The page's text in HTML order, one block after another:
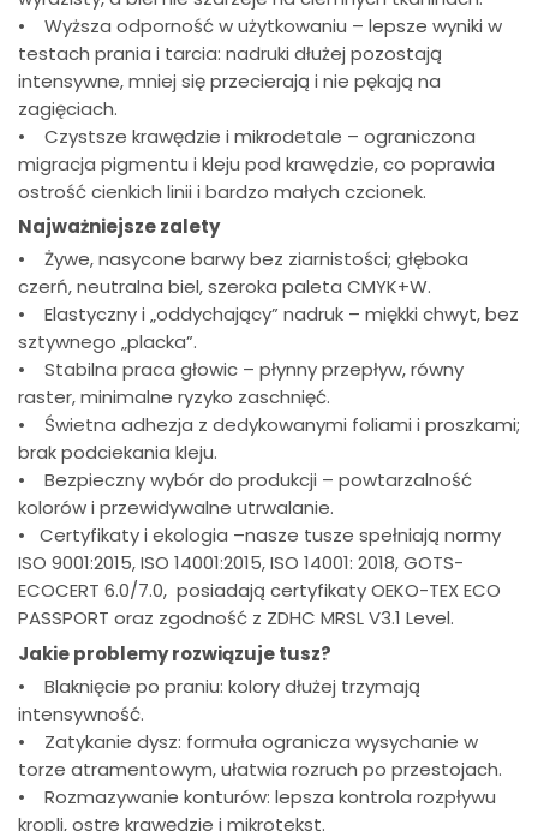
• Wyższa odporność w użytkowaniu – lepsze wyniki w
testach prania i tarcia: nadruki dłużej pozostają
intensywne, mniej się przecierają i nie pękają na
zagięciach.
• Czystsze krawędzie i mikrodetale – ograniczona
migracja pigmentu i kleju pod krawędzie, co poprawia
ostrość cienkich linii i bardzo małych czcionek.
Najważniejsze zalety
• Żywe, nasycone barwy bez ziarnistości; głęboka
czerń, neutralna biel, szeroka paleta CMYK+W.
• Elastyczny i „oddychający” nadruk – miękki chwyt, bez
sztywnego „placka”.
• Stabilna praca głowic – płynny przepływ, równy
raster, minimalne ryzyko zaschnięć.
• Świetna adhezja z dedykowanymi foliami i proszkami;
brak podciekania kleju.
• Bezpieczny wybór do produkcji – powtarzalność
kolorów i przewidywalne utrwalanie.
• Certyfikaty i ekologia –nasze tusze spełniają normy
ISO 9001:2015, ISO 14001:2015, ISO 14001: 2018, GOTS-
ECOCERT 6.0/7.0, posiadają certyfikaty OEKO-TEX ECO
PASSPORT oraz zgodność z ZDHC MRSL V3.1 Level.
Jakie problemy rozwiązuje tusz?
• Blaknięcie po praniu: kolory dłużej trzymają
intensywność.
• Zatykanie dysz: formuła ogranicza wysychanie w
torze atramentowym, ułatwia rozruch po przestojach.
• Rozmazywanie konturów: lepsza kontrola rozpływu
kropli, ostre krawędzie i mikrotekst.